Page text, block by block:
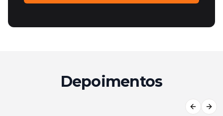
Depoimentos